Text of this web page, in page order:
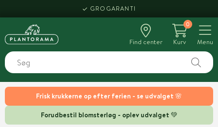
Frisk krukkerne op efter ferien - se udvalget 🌸
Forudbestil blomsterløg - oplev udvalget 💚
GROGARANTI
Find center
0
Kurv
Menu